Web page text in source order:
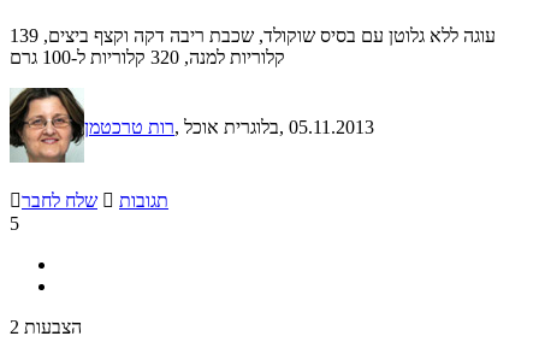
עוגה ללא גלוטן עם בסיס שוקולד, שכבת ריבה דקה וקצף ביצים, 139
קלוריות למנה, 320 קלוריות ל-100 גרם
רות טרכטמן , בלוגרית אוכל, 05.11.2013
שלח לחבר  תגובות
5
2 הצבעות